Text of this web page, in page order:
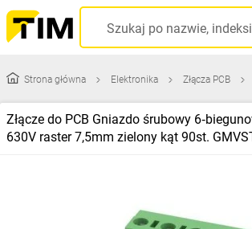
Strona główna Elektronika Złącza PCB
Złącze do PCB Gniazdo śrubowy
630V raster 7,5mm zielony kąt 90st.